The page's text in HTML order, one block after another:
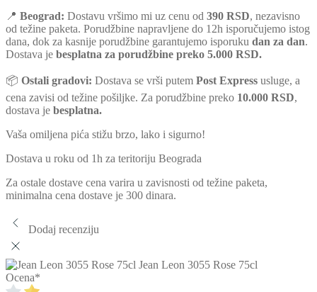
📍 Beograd: Dostavu vršimo mi uz cenu od 390 RSD, nezavisno
od težine paketa. Porudžbine napravljene do 12h isporučujemo istog
dana, dok za kasnije porudžbine garantujemo isporuku dan za dan.
Dostava je besplatna za porudžbine preko 5.000 RSD.
📦 Ostali gradovi: Dostava se vrši putem Post Express usluge, a
cena zavisi od težine pošiljke. Za porudžbine preko 10.000 RSD,
dostava je besplatna.
Vaša omiljena pića stižu brzo, lako i sigurno!
Dostava u roku od 1h za teritoriju Beograda
Za ostale dostave cena varira u zavisnosti od težine paketa,
minimalna cena dostave je 300 dinara.
Dodaj recenziju
Jean Leon 3055 Rose 75cl
Ocena*